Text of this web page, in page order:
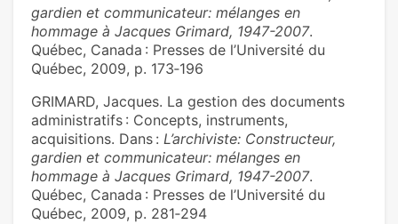
gardien et communicateur: mélanges en
hommage à Jacques Grimard, 1947-2007.
Québec, Canada : Presses de l’Université du
Québec, 2009, p. 173‑196
GRIMARD, Jacques. La gestion des documents
administratifs : Concepts, instruments,
acquisitions. Dans : L’archiviste: Constructeur,
gardien et communicateur: mélanges en
hommage à Jacques Grimard, 1947-2007.
Québec, Canada : Presses de l’Université du
Québec, 2009, p. 281‑294